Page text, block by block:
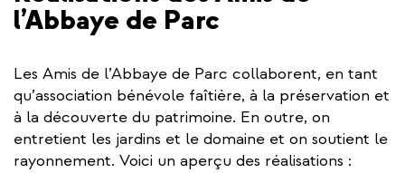
l’Abbaye de Parc
Les Amis de l’Abbaye de Parc collaborent, en tant
qu’association bénévole faîtière, à la préservation et
à la découverte du patrimoine. En outre, on
entretient les jardins et le domaine et on soutient le
rayonnement. Voici un aperçu des réalisations :